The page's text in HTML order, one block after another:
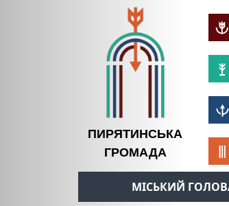
ПИРЯТИНСЬКА
ГРОМАДА
МІСЬКИЙ